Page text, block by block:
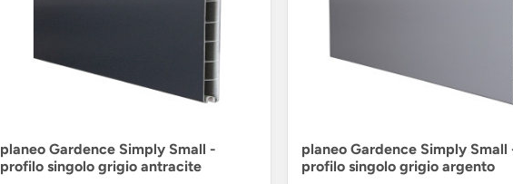
planeo Gardence Simply Small -
profilo singolo grigio antracite
planeo Gardence Simply Small
profilo singolo grigio argento